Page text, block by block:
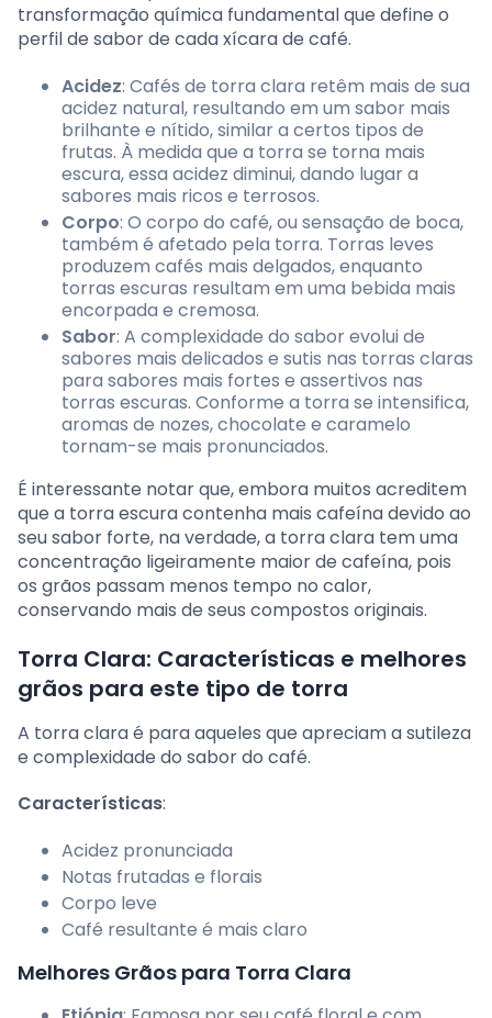
transformação química fundamental que define o
perfil de sabor de cada xícara de café.
Acidez: Cafés de torra clara retêm mais de sua
acidez natural, resultando em um sabor mais
brilhante e nítido, similar a certos tipos de
frutas. À medida que a torra se torna mais
escura, essa acidez diminui, dando lugar a
sabores mais ricos e terrosos.
Corpo: O corpo do café, ou sensação de boca,
também é afetado pela torra. Torras leves
produzem cafés mais delgados, enquanto
torras escuras resultam em uma bebida mais
encorpada e cremosa.
Sabor: A complexidade do sabor evolui de
sabores mais delicados e sutis nas torras claras
para sabores mais fortes e assertivos nas
torras escuras. Conforme a torra se intensifica,
aromas de nozes, chocolate e caramelo
tornam-se mais pronunciados.
É interessante notar que, embora muitos acreditem
que a torra escura contenha mais cafeína devido ao
seu sabor forte, na verdade, a torra clara tem uma
concentração ligeiramente maior de cafeína, pois
os grãos passam menos tempo no calor,
conservando mais de seus compostos originais.
Torra Clara: Características e melhores
grãos para este tipo de torra
A torra clara é para aqueles que apreciam a sutileza
e complexidade do sabor do café.
Características:
Acidez pronunciada
Notas frutadas e florais
Corpo leve
Café resultante é mais claro
Melhores Grãos para Torra Clara